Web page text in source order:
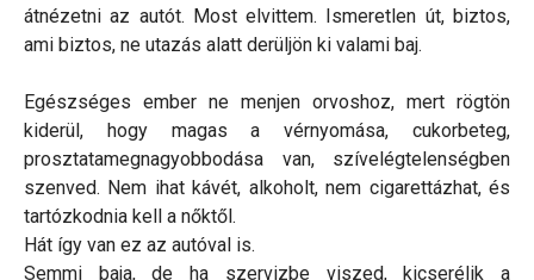
átnézetni az autót. Most elvittem. Ismeretlen út, biztos,
ami biztos, ne utazás alatt derüljön ki valami baj.
Egészséges ember ne menjen orvoshoz, mert rögtön
kiderül, hogy magas a vérnyomása, cukorbeteg,
prosztatamegnagyobbodása van, szívelégtelenségben
szenved. Nem ihat kávét, alkoholt, nem cigarettázhat, és
tartózkodnia kell a nőktől.
Hát így van ez az autóval is.
Semmi baja, de ha szervizbe viszed, kicserélik a